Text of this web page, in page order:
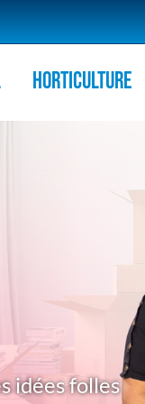
HORTICULTURE
idées folles